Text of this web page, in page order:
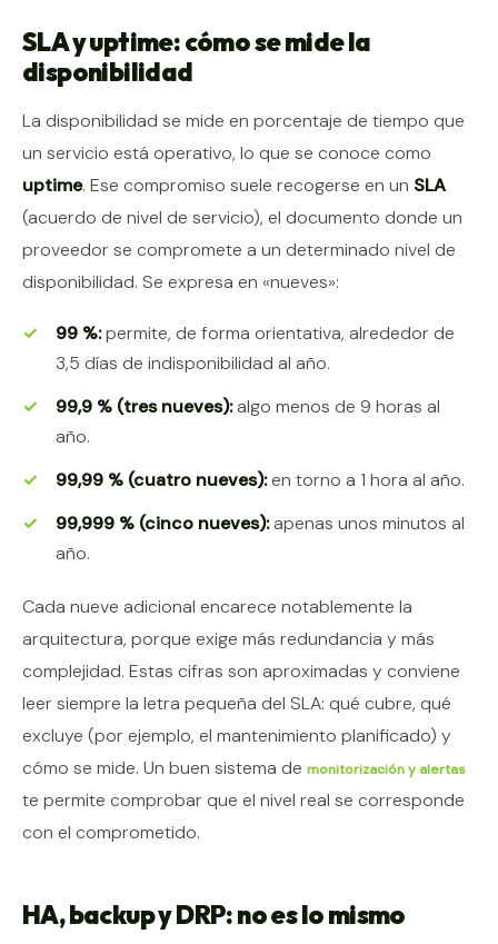
SLA y uptime: cómo se mide la
disponibilidad
La disponibilidad se mide en porcentaje de tiempo que
un servicio está operativo, lo que se conoce como
uptime. Ese compromiso suele recogerse en un SLA
(acuerdo de nivel de servicio), el documento donde un
proveedor se compromete a un determinado nivel de
disponibilidad. Se expresa en «nueves»:
99 %:permite, de forma orientativa, alrededor de
3,5 días de indisponibilidad al año.
99,9 % (tres nueves):algo menos de 9 horas al
año.
99,99 % (cuatro nueves):en torno a 1 hora al año.
99,999 % (cinco nueves):apenas unos minutos al
año.
Cada nueve adicional encarece notablemente la
arquitectura, porque exige más redundancia y más
complejidad. Estas cifras son aproximadas y conviene
leer siempre la letra pequeña del SLA: qué cubre, qué
excluye (por ejemplo, el mantenimiento planificado) y
cómo se mide. Un buen sistema de monitorización y alertas
te permite comprobar que el nivel real se corresponde
con el comprometido.
HA, backup y DRP: no es lo mismo